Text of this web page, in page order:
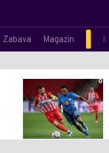
Zabava Magazin
0